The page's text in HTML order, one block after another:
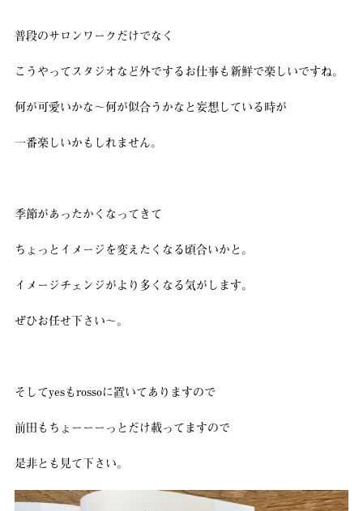
普段のサロンワークだけでなく
こうやってスタジオなど外でするお仕事も新鮮で楽しいですね。
何が可愛いかな〜何が似合うかなと妄想している時が
一番楽しいかもしれません。
季節があったかくなってきて
ちょっとイメージを変えたくなる頃合いかと。
イメージチェンジがより多くなる気がします。
ぜひお任せ下さい〜。
そしてyesもrossoに置いてありますので
前田もちょーーーっとだけ載ってますので
是非とも見て下さい。